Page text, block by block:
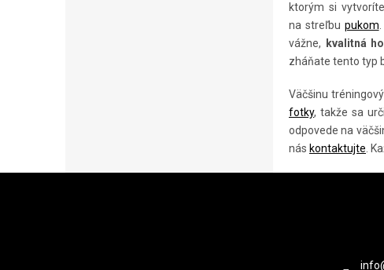
ktorým si
na streľbu pukom
vážne,
kvalitná
zháňate tento typ
Väčšinu
fotky, takže sa
odpovede na
nás kontaktujte .
Z
info